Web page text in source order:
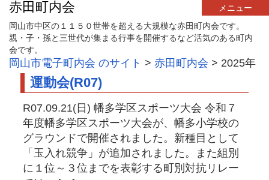
赤田町内会
メニュー
岡山市中区の１１５０世帯を超える大規模な赤田町内会です。
親・子・孫と三世代が集まる行事を開催するなど活気のある町内
会です。
岡山市電子町内会 のサイト > 赤田町内会 > 2025年
運動会(R07)
R07.09.21(日) 幡多学区スポーツ大会 令和７
年度幡多学区スポーツ大会が、幡多小学校の
グラウンドで開催されました。新種目として
「玉入れ競争」が追加されました。また組別
に１位～３位までを表彰する町別対抗リレー